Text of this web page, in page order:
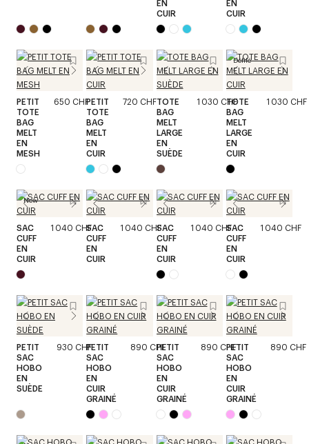
EN
CUIR
EN
CUIR
PETIT
TOTE
BAG
MELT
EN
MESH
650 CHFPETIT
TOTE
BAG
MELT
EN
CUIR
720 CHFTOTE
BAG
MELT
LARGE
EN
SUÈDE
1 030 CHF
Défilé
TOTE
BAG
MELT
LARGE
EN
CUIR
1 030 CHF
New
SAC
CUFF
EN
CUIR
1 040 CHFSAC
CUFF
EN
CUIR
1 040 CHFSAC
CUFF
EN
CUIR
1 040 CHFSAC
CUFF
EN
CUIR
1 040 CHF
PETIT
SAC
HOBO
EN
SUÈDE
930 CHFPETIT
SAC
HOBO
EN
CUIR
GRAINÉ
890 CHFPETIT
SAC
HOBO
EN
CUIR
GRAINÉ
890 CHFPETIT
SAC
HOBO
EN
CUIR
GRAINÉ
890 CHF